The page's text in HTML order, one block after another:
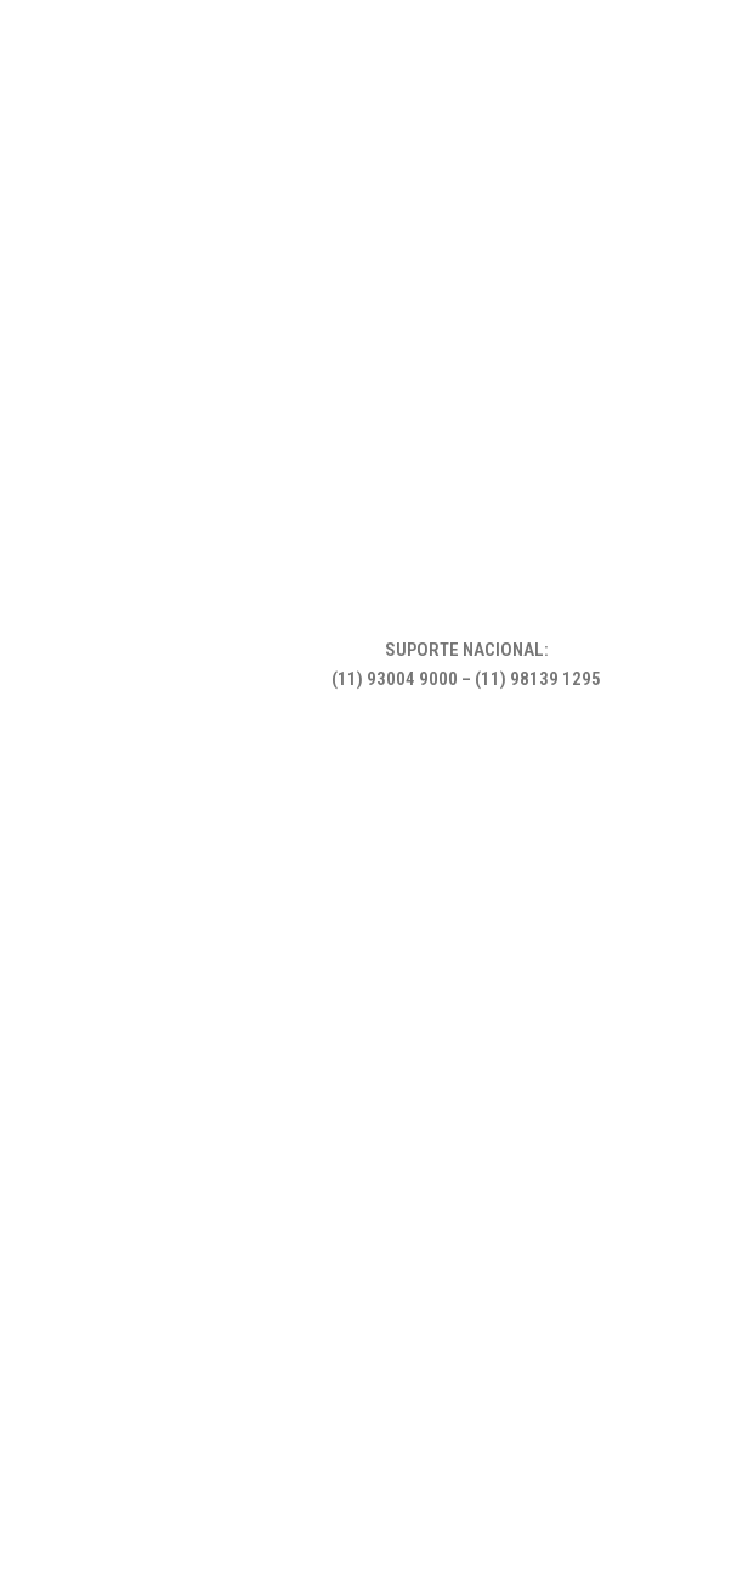
SUPORTE NACIONAL:
(11) 93004 9000 – (11) 98139 1295